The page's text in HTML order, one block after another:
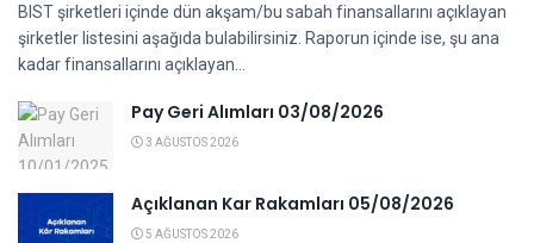
BIST şirketleri içinde dün akşam/bu sabah finansallarını açıklayan
şirketler listesini aşağıda bulabilirsiniz. Raporun içinde ise, şu ana
kadar finansallarını açıklayan...
Pay Geri Alımları 03/08/2026
3 AĞUSTOS 2026
Açıklanan Kar Rakamları 05/08/2026
5 AĞUSTOS 2026